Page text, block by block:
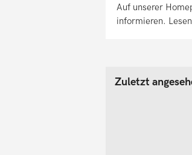
Auf unserer
informieren.
Zuletzt